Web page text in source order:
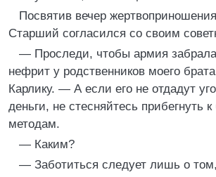
Посвятив вечер
Старший согласился со своим
— Проследи, чтобы армия
нефрит у родственников моего
Карлику. — А если его не отдадут
деньги, не стесняйтесь прибегнуть
методам.
— Каким?
— Заботиться следует лишь о